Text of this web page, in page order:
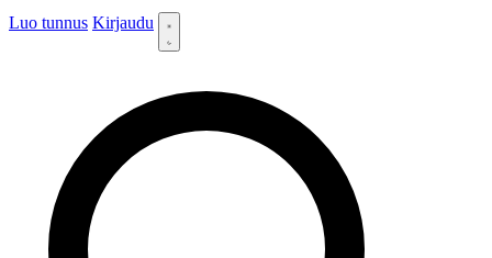
Luo tunnus Kirjaudu